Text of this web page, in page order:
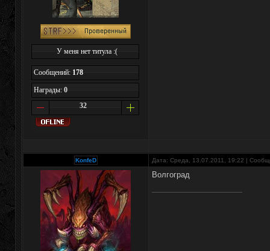
У меня нет титула :(
Сообщений: 178
Награды: 0
32
KonfeD Дата: Среда, 13.07.2011, 19:22 |
Волгоград